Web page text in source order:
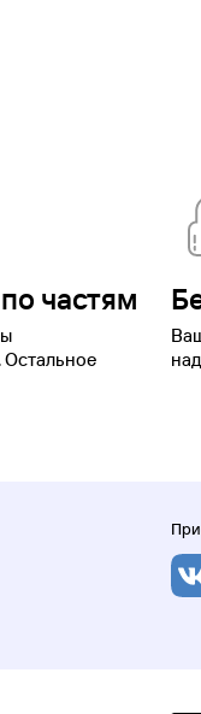
частям
Остальное